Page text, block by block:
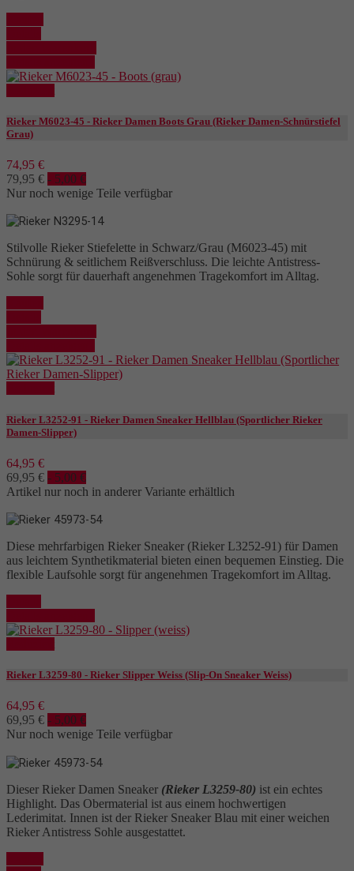
Rieker M6023-45 - Rieker Damen Boots Grau (Rieker Damen-Schnürstiefel
Grau)
74,95 €
79,95 € - 5,00 €
Nur noch wenige Teile verfügbar
Stilvolle Rieker Stiefelette in Schwarz/Grau (M6023-45) mit
Schnürung & seitlichem Reißverschluss. Die leichte Antistress-
Sohle sorgt für dauerhaft angenehmen Tragekomfort im Alltag.
Rieker L3252-91 - Rieker Damen Sneaker Hellblau (Sportlicher Rieker
Damen-Slipper)
64,95 €
69,95 € - 5,00 €
Artikel nur noch in anderer Variante erhältlich
Diese mehrfarbigen Rieker Sneaker (Rieker L3252-91) für Damen
aus leichtem Synthetikmaterial bieten einen bequemen Einstieg. Die
flexible Laufsohle sorgt für angenehmen Tragekomfort im Alltag.
Rieker L3259-80 - Rieker Slipper Weiss (Slip-On Sneaker Weiss)
64,95 €
69,95 € - 5,00 €
Nur noch wenige Teile verfügbar
Dieser Rieker Damen Sneaker (Rieker L3259-80) ist ein echtes
Highlight. Das Obermaterial ist aus einem hochwertigen
Lederimitat. Innen ist der Rieker Sneaker Blau mit einer weichen
Rieker Antistress Sohle ausgestattet.